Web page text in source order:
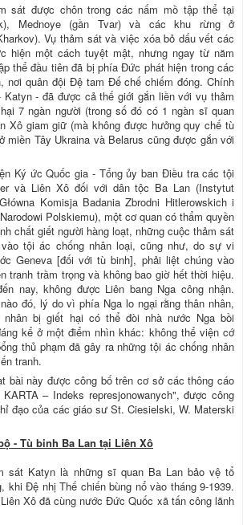
sát được chôn trong các nấm mồ tập thể tại
Mednoye (gần Tvar) và các khu rừng ở
Vụ thảm sát và việc xóa bỏ dấu vết các
hiện một cách tuyệt mật, nhưng ngay từ năm
thể đầu tiên đã bị phía Đức phát hiện trong các
nơi quân đội Đệ tam Đế chế chiếm đóng. Chính
- đã được cả thế giới gắn liền với vụ thảm
7 ngàn người (trong số đó có 1 ngàn sĩ quan
Xô giam giữ (mà không được hưởng quy chế tù
miền Tây Ukraina và Belarus cũng được gắn với
Ký ức Quốc gia - Tổng ủy ban Điều tra các tội
và Liên Xô đối với dân tộc Ba Lan (Instytut
Komisja Badania Zbrodni Hitlerowskich i
Polskiemu), một cơ quan có thẩm quyền
chất giết người hàng loạt, những cuộc thảm sát
tội ác chống nhân loại, cũng như, do sự vi
Geneva [đối với tù binh], phải liệt chúng vào
tranh trầm trọng và không bao giờ hết thời hiệu.
nay, không được Liên bang Nga công nhận.
đó, lý do vì phía Nga lo ngại rằng thân nhân,
bị giết hại có thể đòi nhà nước Nga bồi
kể ở một điểm nhìn khác: không thể viện cớ
thủ phạm đã gây ra những tội ác chống nhân
tranh.
bài này được công bố trên cơ sở các thông cáo
– Indeks represjonowanych", được công
đạo của các giáo sư St. Ciesielski, W. Materski
- Tù binh Ba Lan tại Liên Xô
sát Katyn là những sĩ quan Ba Lan bảo vệ tổ
khi Đệ nhị Thế chiến bùng nổ vào tháng 9-1939.
Xô đã cùng nước Đức Quốc xã tấn công lãnh